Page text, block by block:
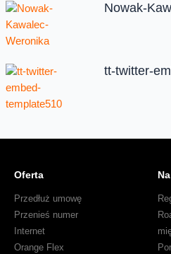
Nowak-
tt-twitter-
Oferta
Przedłuż umowę
Przenieś numer
Internet
Orange Flex